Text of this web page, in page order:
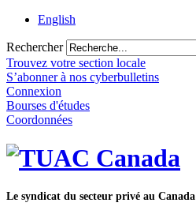
English
Rechercher
Trouvez votre section locale
S’abonner à nos cyberbulletins
Connexion
Bourses d'études
Coordonnées
Le syndicat du secteur privé au Canada